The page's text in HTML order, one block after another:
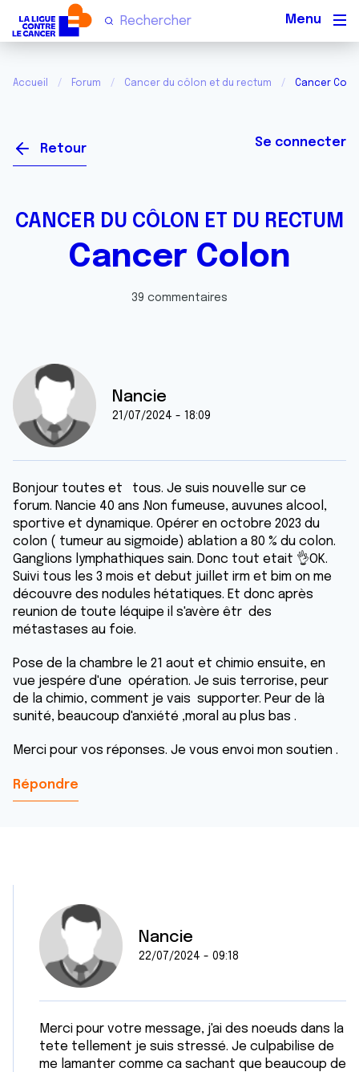
Accueil Forum Cancer du côlon et du rectum Cancer
Retour Se connecter
CANCER DU CÔLON ET DU RECTUM
Cancer Colon
39 commentaires
Nancie
21/07/2024 - 18:09
Bonjour toutes et tous. Je suis nouvelle sur ce
forum. Nancie 40 ans .Non fumeuse, auvunes alcool,
sportive et dynamique. Opérer en octobre 2023 du
colon ( tumeur au sigmoide) ablation a 80 % du colon.
Ganglions lymphathiques sain. Donc tout etait 👌OK.
Suivi tous les 3 mois et debut juillet irm et bim on me
découvre des nodules hétatiques. Et donc après
reunion de toute léquipe il s'avère êtr des
métastases au foie.
Pose de la chambre le 21 aout et chimio ensuite, en
vue jespére d'une opération. Je suis terrorise, peur
de la chimio, comment je vais supporter. Peur de là
sunité, beaucoup d'anxiété ,moral au plus bas .
Merci pour vos réponses. Je vous envoi mon soutien .
Répondre
Nancie
22/07/2024 - 09:18
Merci pour votre message, j'ai des noeuds dans la
tete tellement je suis stressé. Je culpabilise de
me lamanter comme ca sachant que beaucoup de